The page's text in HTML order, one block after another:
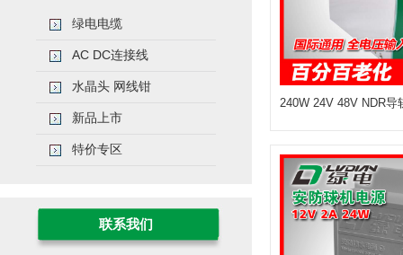
240W 24V 48V NDR导
绿电电缆
AC DC连接线
水晶头 网线钳
新品上市
特价专区
联系我们